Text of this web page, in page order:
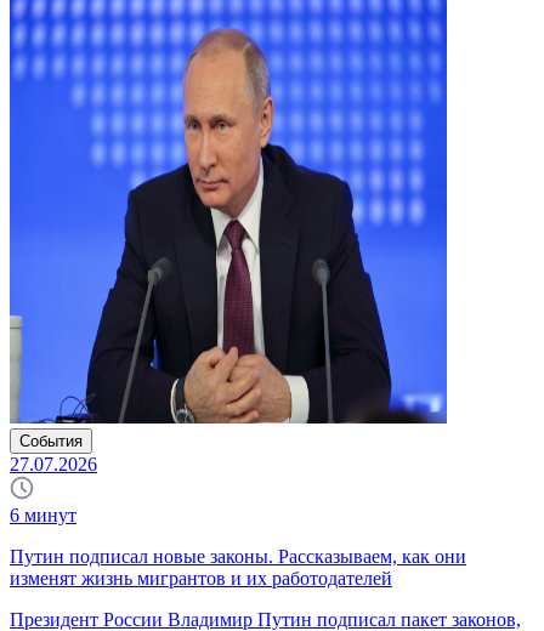
События
27.07.2026
6 минут
Путин подписал новые законы. Рассказываем, как они
изменят жизнь мигрантов и их работодателей
Президент России Владимир Путин подписал пакет законов,